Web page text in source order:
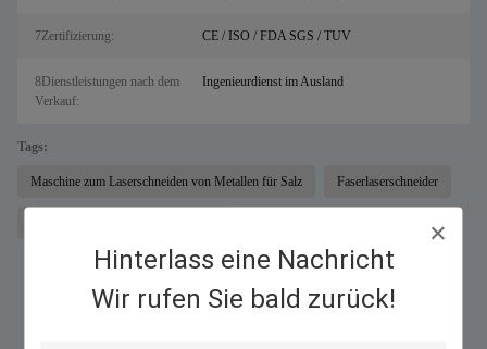
Hinterlass eine Nachricht
Wir rufen Sie bald zurück!
7Zertifizierung: CE / ISO / FDA SGS / TUV
8Dienstleistungen nach dem
Verkauf:
Ingenieurdienst im Ausland
Tags:
Maschine zum Laserschneiden von Metallen für Salz Faserlaserschneider
Ähnliche Produkte